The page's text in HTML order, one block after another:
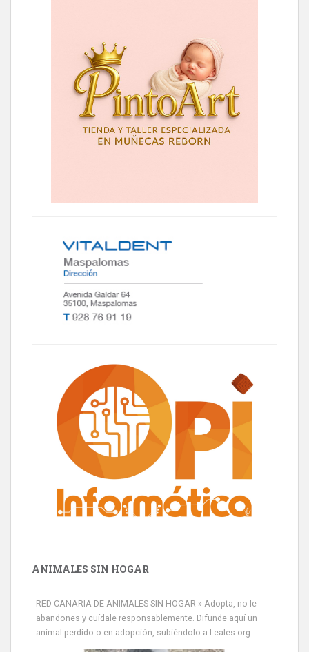
ANIMALES SIN HOGAR
RED CANARIA DE ANIMALES SIN HOGAR » Adopta, no le
abandones y cuídale responsablemente. Difunde aquí un
animal perdido o en adopción, subiéndolo a Leales.org